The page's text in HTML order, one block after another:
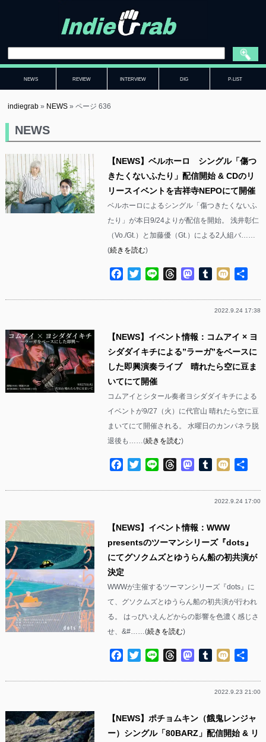
NEWS REVIEW INTERVIEW DIG P-LIST
indiegrab » NEWS »ページ 636
NEWS
【NEWS】ベルホーロ シングル「傷つ
きたくないふたり」配信開始 & CDのリ
リースイベントを吉祥寺NEPOにて開催
ベルホーロによるシングル「傷つきたくないふ
たり」が本日9/24よりが配信を開始。 浅井彰仁
（Vo./Gt.）と加藤優（Gt.）による2人組バ……
(続きを読む)
Facebook
TwitterLine ThreadsMastodon
Tumblr
Mixi
2022.9.24 17:38
【NEWS】イベント情報：コムアイ × ヨ
シダダイキチによる”ラーガ”をベースに
した即興演奏ライブ 晴れたら空に豆ま
いてにて開催
コムアイとシタール奏者ヨシダダイキチによる
イベントが9/27（火）に代官山 晴れたら空に豆
まいてにて開催される。 水曜日のカンパネラ脱
退後も……(続きを読む)
Facebook
TwitterLine ThreadsMastodon
Tumblr
Mixi
2022.9.24 17:00
【NEWS】イベント情報：WWW
presentsのツーマンシリーズ『dots』
にてグソクムズとゆうらん船の初共演が
決定
WWWが主催するツーマンシリーズ『dots』に
て、グソクムズとゆうらん船の初共演が行われ
る。 はっぴいえんどからの影響を色濃く感じさ
せ、&#……(続きを読む)
Facebook
TwitterLine ThreadsMastodon
Tumblr
Mixi
2022.9.23 21:00
【NEWS】ポチョムキン（餓鬼レンジャ
ー）シングル「80BARZ」配信開始 & リ